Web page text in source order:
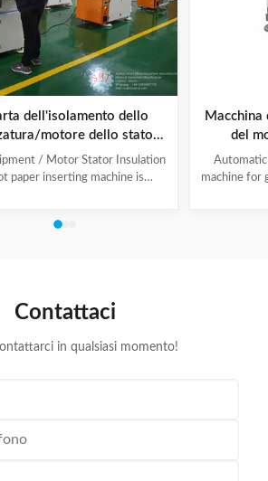
dell'isolamento dello
motore dello statore
di alta efficienza
/ Motor Stator Insulation
paper inserting machine is
folding, inserting and stator
Stator I.D
Macchina
del
machine for
Contattaci
in qualsiasi momento!